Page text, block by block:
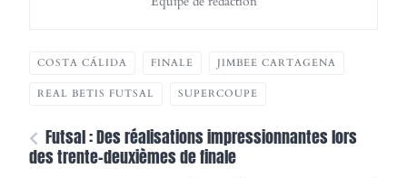
COSTA CÁLIDA FINALE JIMBEE CARTAGENA
REAL BETIS FUTSAL SUPERCOUPE
Futsal : Des réalisations impressionnantes lors
des trente-deuxièmes de finale